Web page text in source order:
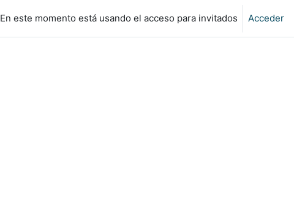
En este momento está usando el acceso para invitados Acceder